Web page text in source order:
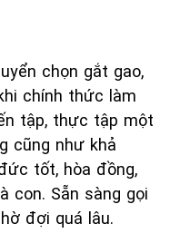
chọn gắt gao,
chính thức làm
tập, thực tập một
cũng như khả
tốt, hòa đồng,
con. Sẵn sàng gọi
đợi quá lâu.